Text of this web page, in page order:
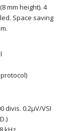
mm height). 4
Space saving
divis. 0.2μV/VSI